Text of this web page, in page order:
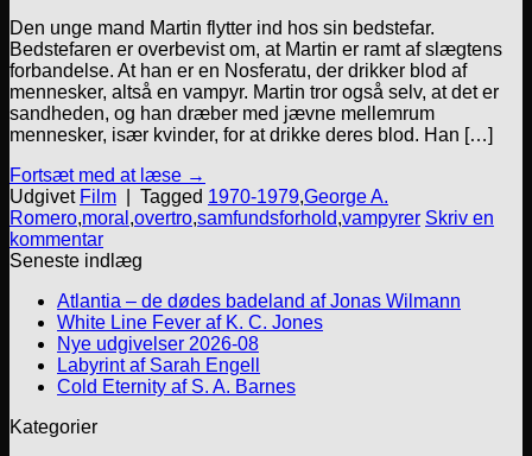
Den unge mand Martin flytter ind hos sin bedstefar.
Bedstefaren er overbevist om, at Martin er ramt af slægtens
forbandelse. At han er en Nosferatu, der drikker blod af
mennesker, altså en vampyr. Martin tror også selv, at det er
sandheden, og han dræber med jævne mellemrum
mennesker, især kvinder, for at drikke deres blod. Han […]
Fortsæt med at læse →
Udgivet Film Tagged 1970-1979,George A.
Romero,moral ,overtro,samfundsforhold,vampyrer Skriv en
kommentar
Seneste indlæg
Atlantia – de dødes badeland af Jonas Wilmann
White Line Fever af K. C. Jones
Nye udgivelser 2026-08
Labyrint af Sarah Engell
Cold Eternity af S. A. Barnes
Kategorier